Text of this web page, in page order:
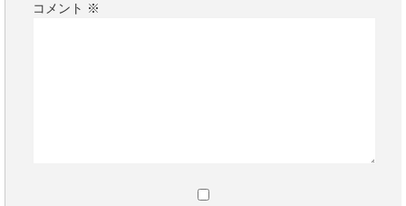
コメント ※